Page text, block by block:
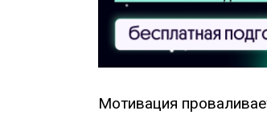
Мотивация